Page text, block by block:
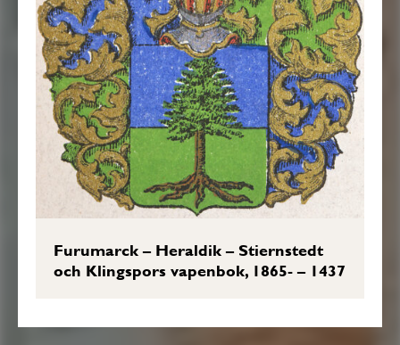
Furumarck – Heraldik – Stiernstedt
och Klingspors vapenbok, 1865- – 1437